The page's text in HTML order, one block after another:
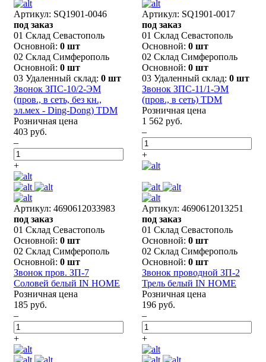
Артикул: SQ1901-0046
под заказ
01 Склад Севастополь
Основной: 0 шт
02 Склад Симферополь
Основной: 0 шт
03 Удаленный склад: 0 шт
Звонок ЗПС-10/2-ЭМ
(пров., в сеть, без кн.,
эл.мех - Ding-Dong) TDM
Розничная цена
403 руб.
–
+
Артикул: SQ1901-0017
под заказ
01 Склад Севастополь
Основной: 0 шт
02 Склад Симферополь
Основной: 0 шт
03 Удаленный склад: 0 шт
Звонок ЗПС-11/1-ЭМ
(пров., в сеть) TDM
Розничная цена
1 562 руб.
–
+
Артикул: 4690612033983
под заказ
01 Склад Севастополь
Основной: 0 шт
02 Склад Симферополь
Основной: 0 шт
Звонок пров. ЗП-7
Соловей белый IN HOME
Розничная цена
185 руб.
–
+
Артикул: 4690612013251
под заказ
01 Склад Севастополь
Основной: 0 шт
02 Склад Симферополь
Основной: 0 шт
Звонок проводной ЗП-2
Трель белый IN HOME
Розничная цена
196 руб.
–
+